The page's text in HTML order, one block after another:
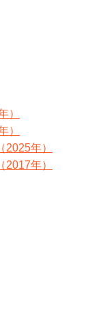
）
）
年）
年）